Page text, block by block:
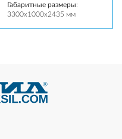
Габаритные размеры:
3300x1000x2435 мм